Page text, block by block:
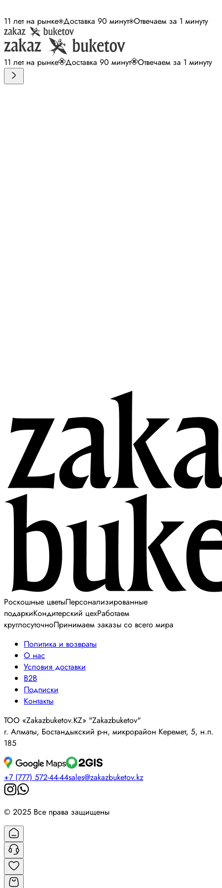
11 лет на рынке Доставка 90 минут Отвечаем за 1 минуту
11 лет на рынке Доставка 90 минут Отвечаем за 1 минуту
Роскошные цветыПерсонализированные
подаркиКондитерский цехРаботаем
круглосуточноПринимаем заказы со всего мира
Политика и возвраты
О нас
Условия доставки
B2B
Подписки
Контакты
ТОО «Zakazbuketov.KZ» "Zakazbuketov"
г. Алматы, Бостандыкский р-н, микрорайон Керемет, 5, н.п.
185
+7 (777) 572-44-44sales@zakazbuketov.kz
© 2025 Все права защищены